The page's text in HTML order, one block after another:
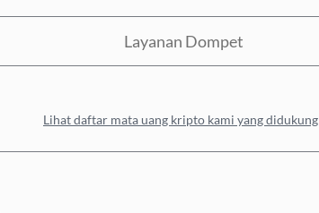
Layanan Dompet
Lihat daftar mata uang kripto kami yang didukung